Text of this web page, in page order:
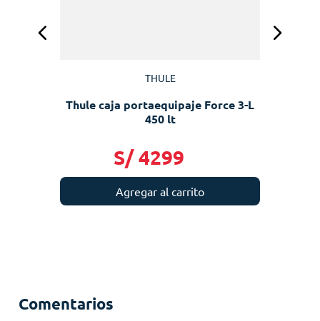
THULE
Thule caja portaequipaje Force 3-L
450 lt
S/ 4299
Agregar al carrito
Comentarios